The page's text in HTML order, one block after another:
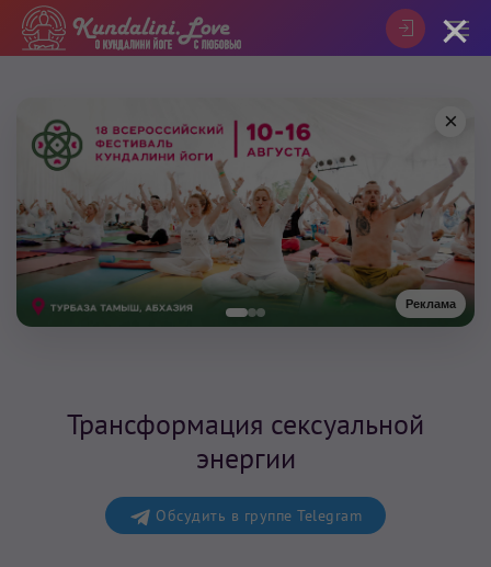
Реклама
×
Трансформация сексуальной
энергии
Обсудить в группе Telegram
×